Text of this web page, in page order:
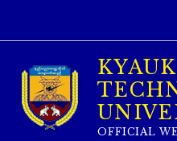
OFFICIAL